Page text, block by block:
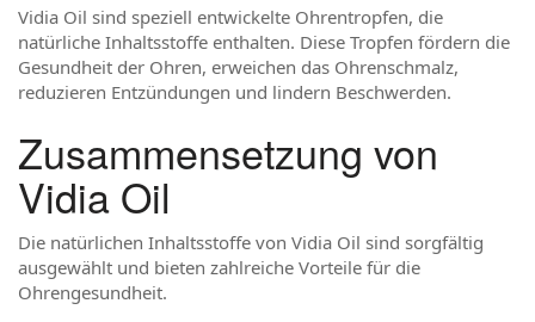
Vidia Oil sind speziell entwickelte Ohrentropfen, die
natürliche Inhaltsstoffe enthalten. Diese Tropfen fördern die
Gesundheit der Ohren, erweichen das Ohrenschmalz,
reduzieren Entzündungen und lindern Beschwerden.
Zusammensetzung von
Vidia Oil
Die natürlichen Inhaltsstoffe von Vidia Oil sind sorgfältig
ausgewählt und bieten zahlreiche Vorteile für die
Ohrengesundheit.